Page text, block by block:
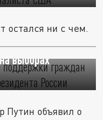
остался ни с чем.
поддержки
выборах
Путин объявил о